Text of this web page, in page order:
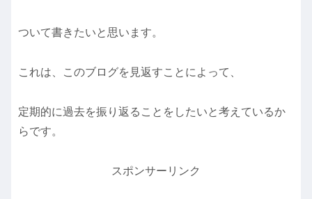
ついて書きたいと思います。
これは、このブログを見返すことによって、
定期的に過去を振り返ることをしたいと考えているか
らです。
スポンサーリンク